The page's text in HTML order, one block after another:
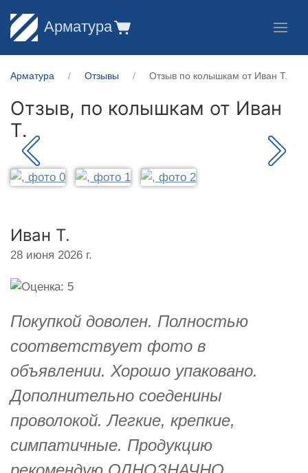
Арматура
Арматура Отзывы Отзыв по колышкам от Иван Т.
Отзыв, по колышкам от Иван
Т.
Иван Т.
28 июня 2026 г.
Покупкой доволен. Полностью
соответствует фото в
объявлении. Хорошо упаковано.
Дополнительно соеденины
проволокой. Легкие, крепкие,
симпатичные. Продукцию